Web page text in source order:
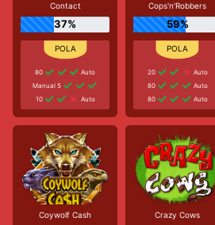
Contact
37%
80
Auto
Manual 5
10
Auto
Cops'n'Robbers
59%
20
Auto
80
Auto
80
Auto
Coywolf Cash Crazy Cows